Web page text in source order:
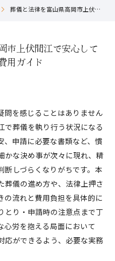
葬儀と法律を富山県高岡市上伏間江で安心して進めるための手続きと費用ガイド
市上伏間江で安心して
用ガイド
問を感じることはありません
で葬儀を執り行う状況になる
、申請に必要な書類など、慣
かな決め事が次々に現れ、精
断しづらくなりがちです。本
葬儀の進め方や、法律上押さ
の流れと費用負担を具体的に
とり・申請時の注意点まで丁
心労を抱える局面において
応ができるよう、必要な実務